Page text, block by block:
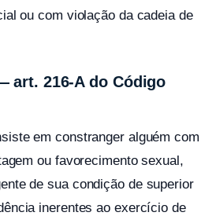
ou com violação da cadeia de
art. 216-A do Código
em constranger alguém com
ou favorecimento sexual,
de sua condição de superior
inerentes ao exercício de